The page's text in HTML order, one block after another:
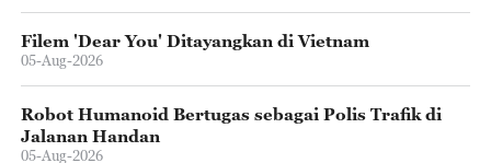
Filem 'Dear You' Ditayangkan di Vietnam
05-Aug-2026
Robot Humanoid Bertugas sebagai Polis Trafik di
Jalanan Handan
05-Aug-2026